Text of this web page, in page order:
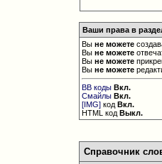
Ваши права в
Выне можете
Выне можете
Выне можете
Выне можете
BB коды Вкл.
Смайлы Вкл.
[IMG] кодВкл.
HTML кодВыкл.
Справочник